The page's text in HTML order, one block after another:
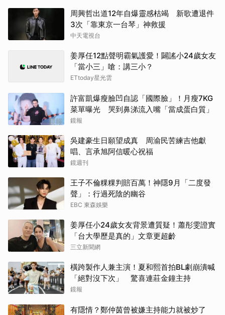
周興哲出道12年自爆靈感枯竭 新歌遭退件
3次「靠東京一台琴」神救援
中天電視台
姜厚任12點聲明霸氣護愛！闢謠小24歲女友
「當小三」嗆：講三小？
ETtoday星光雲
許富凱爆瘦臉凹自認「國際臉」！月瘦7KG
菜單曝光 哭到鼻涕流入嘴「當成蛋白質」
鏡報
吳建豪生日願望成真 周渝民苦練吉他獻
唱、言承旭阿信暖心祝福
鏡週刊
王子不倫粿粿判賠百萬！神隱9月「二度發
聲」：行過死陰的幽谷
EBC 東森娛樂
姜厚任小24歲女友背景遭質疑！蕭彤雯證實
「台大學歷是真的」文章更超齡
三立新聞網
橫跨製作人兼主演！夏和熙首拍BL劇崩潰喊
「絕對沒下次」 驚喜連莊金鐘主持
鏡報
有隱情？鄭仲茵曾被嫌主持能力就被炒了